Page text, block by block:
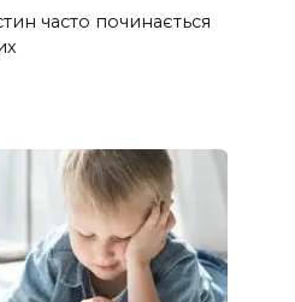
часто починається